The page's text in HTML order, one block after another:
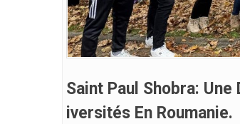
Saint Paul Shobra:
Iversités En Roumanie.